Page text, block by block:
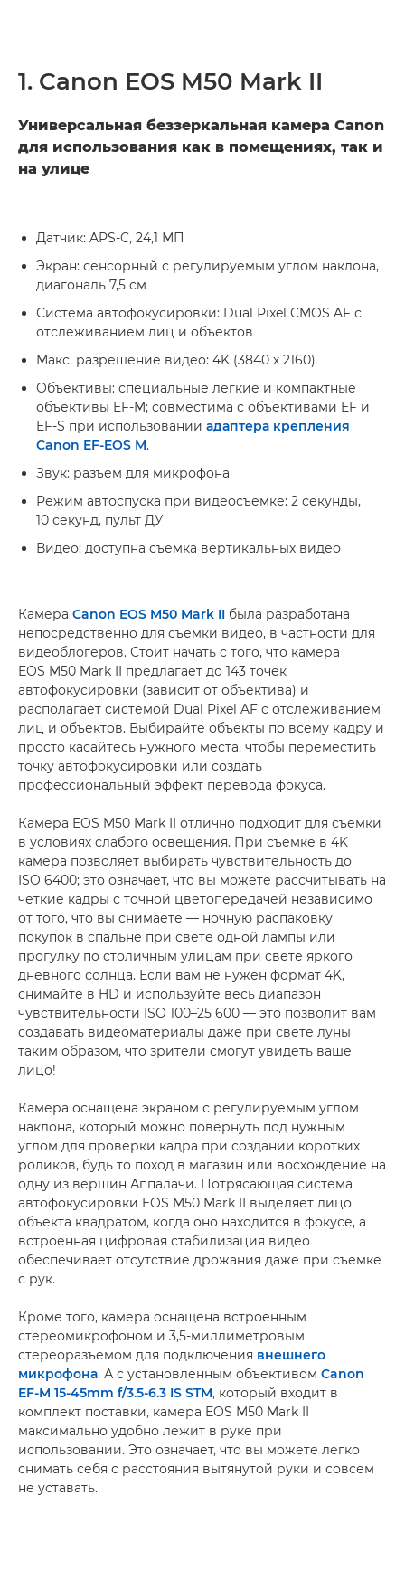
1. Canon EOS M50 Mark II
Универсальная беззеркальная камера Canon
для использования как в помещениях, так и
на улице
Датчик: APS-C, 24,1 МП
Экран: сенсорный с регулируемым углом наклона,
диагональ 7,5 см
Система автофокусировки: Dual Pixel CMOS AF с
отслеживанием лиц и объектов
Макс. разрешение видео: 4K (3840 x 2160)
Объективы: специальные легкие и компактные
объективы EF-M; совместима с объективами EF и
EF-S при использовании адаптера крепления
Canon EF-EOS M.
Звук: разъем для микрофона
Режим автоспуска при видеосъемке: 2 секунды,
10 секунд, пульт ДУ
Видео: доступна съемка вертикальных видео
Камера Canon EOS M50 Mark II была разработана
непосредственно для съемки видео, в частности для
видеоблогеров. Стоит начать с того, что камера
EOS M50 Mark II предлагает до 143 точек
автофокусировки (зависит от объектива) и
располагает системой Dual Pixel AF с отслеживанием
лиц и объектов. Выбирайте объекты по всему кадру и
просто касайтесь нужного места, чтобы переместить
точку автофокусировки или создать
профессиональный эффект перевода фокуса.
Камера EOS M50 Mark II отлично подходит для съемки
в условиях слабого освещения. При съемке в 4K
камера позволяет выбирать чувствительность до
ISO 6400; это означает, что вы можете рассчитывать на
четкие кадры с точной цветопередачей независимо
от того, что вы снимаете — ночную распаковку
покупок в спальне при свете одной лампы или
прогулку по столичным улицам при свете яркого
дневного солнца. Если вам не нужен формат 4K,
снимайте в HD и используйте весь диапазон
чувствительности ISO 100–25 600 — это позволит вам
создавать видеоматериалы даже при свете луны
таким образом, что зрители смогут увидеть ваше
лицо!
Камера оснащена экраном с регулируемым углом
наклона, который можно повернуть под нужным
углом для проверки кадра при создании коротких
роликов, будь то поход в магазин или восхождение на
одну из вершин Аппалачи. Потрясающая система
автофокусировки EOS M50 Mark II выделяет лицо
объекта квадратом, когда оно находится в фокусе, а
встроенная цифровая стабилизация видео
обеспечивает отсутствие дрожания даже при съемке
с рук.
Кроме того, камера оснащена встроенным
стереомикрофоном и 3,5-миллиметровым
стереоразъемом для подключения внешнего
микрофона. А с установленным объективом Canon
EF-M 15-45mm f/3.5-6.3 IS STM, который входит в
комплект поставки, камера EOS M50 Mark II
максимально удобно лежит в руке при
использовании. Это означает, что вы можете легко
снимать себя с расстояния вытянутой руки и совсем
не уставать.